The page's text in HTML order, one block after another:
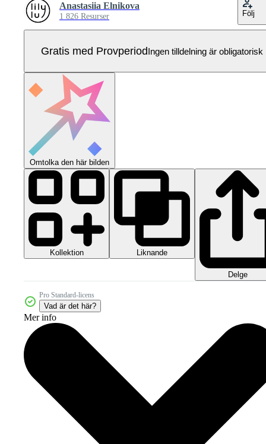
Anastasiia Elnikova
1 826 Resurser Följ
Gratis med ProvperiodIngen tilldelning är obligatorisk
Omtolka den här bilden
Kollektion Liknande
Delge
Pro Standard-licens
Vad är det här?
Mer info